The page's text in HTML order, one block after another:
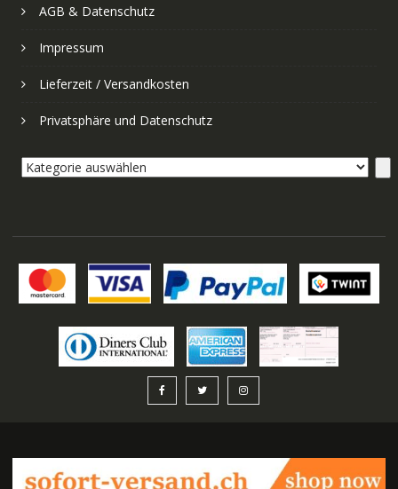
AGB & Datenschutz
Impressum
Lieferzeit / Versandkosten
Privatsphäre und Datenschutz
Kategorie